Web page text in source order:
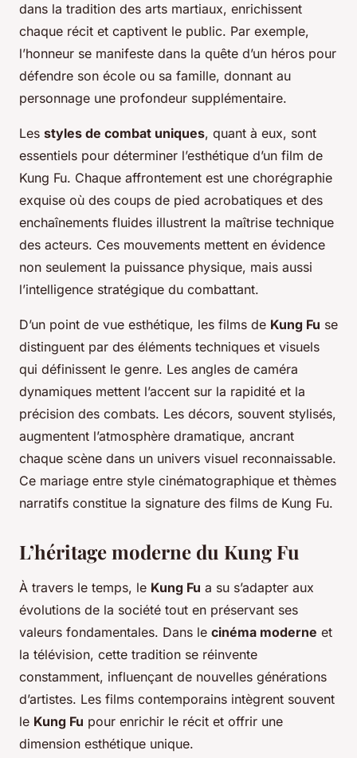
dans la tradition des arts martiaux, enrichissent
chaque récit et captivent le public. Par exemple,
l’honneur se manifeste dans la quête d’un héros pour
défendre son école ou sa famille, donnant au
personnage une profondeur supplémentaire.
Les styles de combat uniques, quant à eux, sont
essentiels pour déterminer l’esthétique d’un film de
Kung Fu. Chaque affrontement est une chorégraphie
exquise où des coups de pied acrobatiques et des
enchaînements fluides illustrent la maîtrise technique
des acteurs. Ces mouvements mettent en évidence
non seulement la puissance physique, mais aussi
l’intelligence stratégique du combattant.
D’un point de vue esthétique, les films de Kung Fu se
distinguent par des éléments techniques et visuels
qui définissent le genre. Les angles de caméra
dynamiques mettent l’accent sur la rapidité et la
précision des combats. Les décors, souvent stylisés,
augmentent l’atmosphère dramatique, ancrant
chaque scène dans un univers visuel reconnaissable.
Ce mariage entre style cinématographique et thèmes
narratifs constitue la signature des films de Kung Fu.
L’héritage moderne du Kung Fu
À travers le temps, le Kung Fu a su s’adapter aux
évolutions de la société tout en préservant ses
valeurs fondamentales. Dans le cinéma moderne et
la télévision, cette tradition se réinvente
constamment, influençant de nouvelles générations
d’artistes. Les films contemporains intègrent souvent
le Kung Fu pour enrichir le récit et offrir une
dimension esthétique unique.